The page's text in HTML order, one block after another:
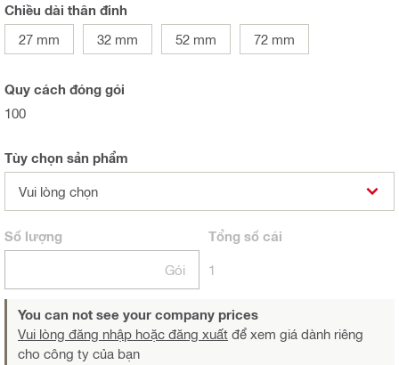
Chiều dài thân đinh
27 mm
32 mm 52 mm 72 mm
Quy cách đóng gói
100
Tùy chọn sản phẩm
Vui lòng chọn
Số lượng
Gói
Tổng số cái
1
You can not see your company prices
Vui lòng đăng nhập hoặc đăng xuất để xem giá dành riêng
cho công ty của bạn